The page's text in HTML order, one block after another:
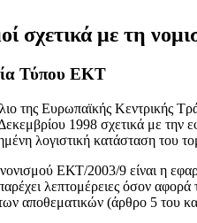
σχετικά με τη
Τύπου ΕΚΤ
της Ευρωπαϊκής Κεντρικής
1998 σχετικά με την
λογιστική κατάσταση του
ΕΚΤ/2003/9 είναι η
λεπτομέρειες όσον αφορά
αποθεματικών (άρθρο 5 του